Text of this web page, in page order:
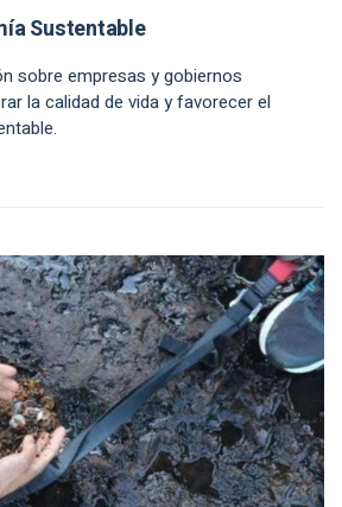
Sustentable
sobre empresas y gobiernos
la calidad de vida y favorecer el